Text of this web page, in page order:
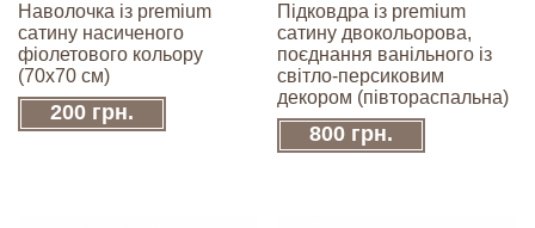
Наволочка із premium
сатину насиченого
фіолетового кольору
(70х70 см)
200 грн.
Підковдра із premium
сатину двокольорова,
поєднання ванільного із
світло-персиковим
декором (півтораспальна)
800 грн.